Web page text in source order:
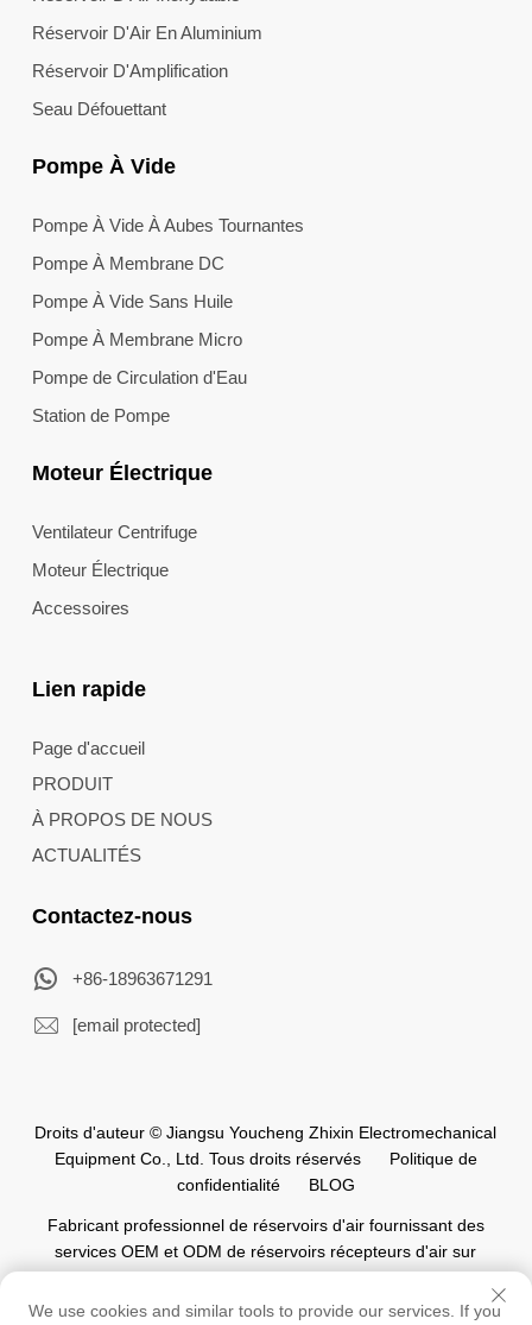
Réservoir D'Air En Aluminium
Réservoir D'Amplification
Seau Défouettant
Pompe À Vide
Pompe À Vide À Aubes Tournantes
Pompe À Membrane DC
Pompe À Vide Sans Huile
Pompe À Membrane Micro
Pompe de Circulation d'Eau
Station de Pompe
Moteur Électrique
Ventilateur Centrifuge
Moteur Électrique
Accessoires
Lien rapide
Page d'accueil
PRODUIT
À PROPOS DE NOUS
ACTUALITÉS
Contactez-nous
+86-18963671291
[email protected]
Droits d'auteur © Jiangsu Youcheng Zhixin Electromechanical
Equipment Co., Ltd. Tous droits réservés
Politique de
confidentialité
BLOG
Fabricant professionnel de réservoirs d'air fournissant des
services OEM et ODM de réservoirs récepteurs d'air sur
mesure pour l'industrie mondiale de l'automatisation.
We use cookies and similar tools to provide our services. If you